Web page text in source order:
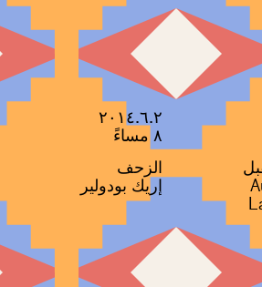
٢٠١٤.٦.٢
٨ مساءً
الزحف
إريك بودولير